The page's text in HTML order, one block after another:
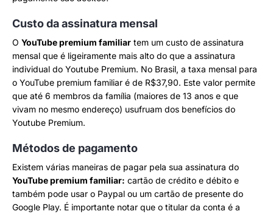
Custo da assinatura mensal
O YouTube premium familiar tem um custo de assinatura
mensal que é ligeiramente mais alto do que a assinatura
individual do Youtube Premium. No Brasil, a taxa mensal para
o YouTube premium familiar é de R$37,90. Este valor permite
que até 6 membros da família (maiores de 13 anos e que
vivam no mesmo endereço) usufruam dos benefícios do
Youtube Premium.
Métodos de pagamento
Existem várias maneiras de pagar pela sua assinatura do
YouTube premium familiar: cartão de crédito e débito e
também pode usar o Paypal ou um cartão de presente do
Google Play. É importante notar que o titular da conta é a